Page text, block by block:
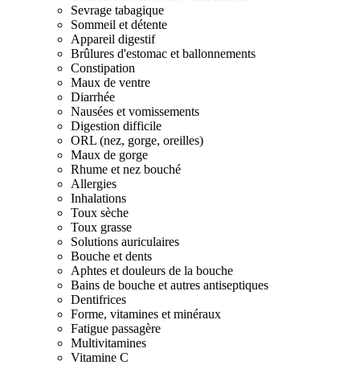
Sevrage tabagique
Sommeil et détente
Appareil digestif
Brûlures d'estomac et ballonnements
Constipation
Maux de ventre
Diarrhée
Nausées et vomissements
Digestion difficile
ORL (nez, gorge, oreilles)
Maux de gorge
Rhume et nez bouché
Allergies
Inhalations
Toux sèche
Toux grasse
Solutions auriculaires
Bouche et dents
Aphtes et douleurs de la bouche
Bains de bouche et autres antiseptiques
Dentifrices
Forme, vitamines et minéraux
Fatigue passagère
Multivitamines
Vitamine C